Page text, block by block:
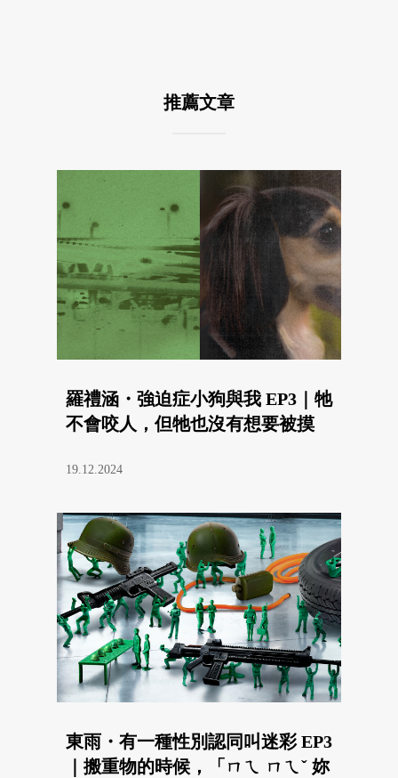
推薦文章
羅禮涵・強迫症小狗與我 EP3｜牠
不會咬人，但牠也沒有想要被摸
19.12.2024
東雨・有一種性別認同叫迷彩 EP3
｜搬重物的時候，「ㄇㄟ ㄇㄟˇ 妳